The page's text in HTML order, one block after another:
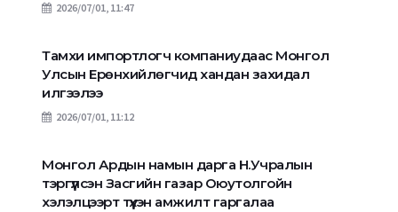
2026/07/01, 11:47
Тамхи импортлогч компаниудаас Монгол
Улсын Ерөнхийлөгчид хандан захидал
илгээлээ
2026/07/01, 11:12
Монгол Ардын намын дарга Н.Учралын
тэргүүлсэн Засгийн газар Оюутолгойн
хэлэлцээрт түүхэн амжилт гаргалаа